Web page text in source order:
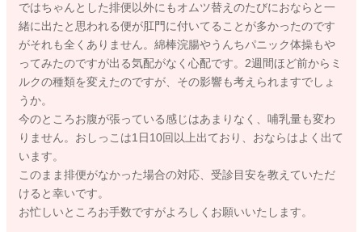
ではちゃんとした排便以外にもオムツ替えのたびにおならと一
緒に出たと思われる便が肛門に付いてることが多かったのです
がそれも全くありません。綿棒浣腸やうんちパニック体操もや
ってみたのですが出る気配がなく心配です。2週間ほど前からミ
ルクの種類を変えたのですが、その影響も考えられますでしょ
うか。
今のところお腹が張っている感じはあまりなく、哺乳量も変わ
りません。おしっこは1日10回以上出ており、おならはよく出て
います。
このまま排便がなかった場合の対応、受診目安を教えていただ
けると幸いです。
お忙しいところお手数ですがよろしくお願いいたします。